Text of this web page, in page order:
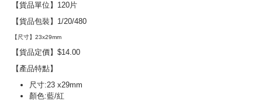
【貨品單位】120片
【貨品包裝】1/20/480
【尺寸】23x29mm
【貨品定價】$14.00
【產品特點】
尺寸:23 x29mm
顏色:藍/紅